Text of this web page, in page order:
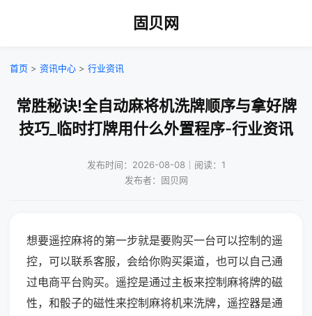
固贝网
首页 > 资讯中心 > 行业资讯
常胜秘诀!全自动麻将机洗牌顺序与拿好牌
技巧_临时打牌用什么外置程序-行业资讯
发布时间：2026-08-08｜阅读：1
发布者：固贝网
想要遥控麻将的第一步就是要购买一台可以控制的遥
控，可以联系客服，会给你购买渠道，也可以自己通
过电商平台购买。遥控是通过主板来控制麻将牌的磁
性，和骰子的磁性来控制麻将机来洗牌，遥控器是通